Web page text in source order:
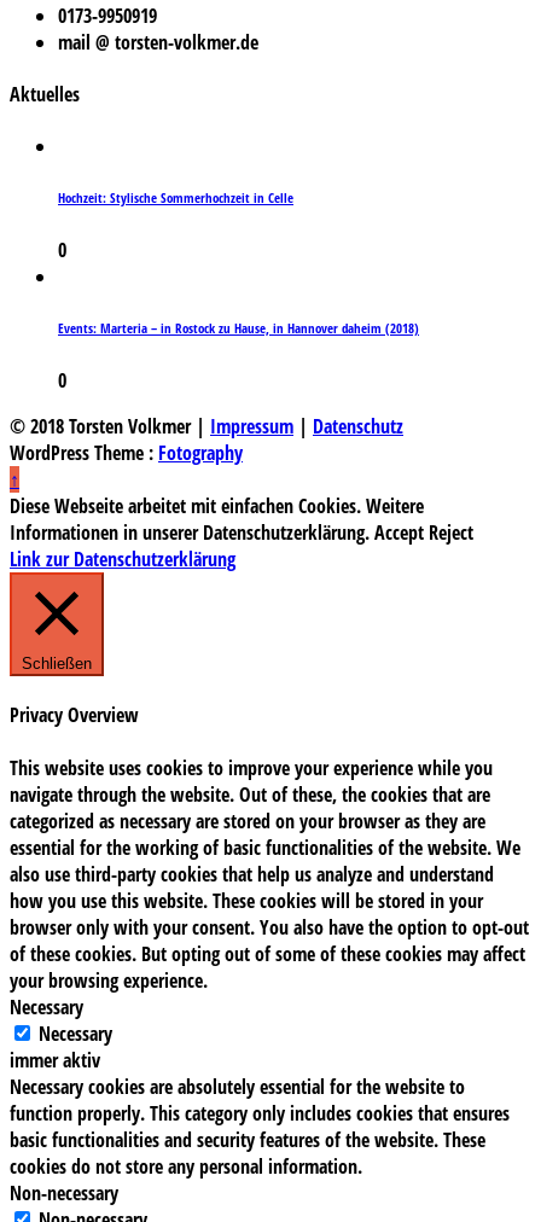
0173-9950919
mail @ torsten-volkmer.de
Aktuelles
Hochzeit: Stylische Sommerhochzeit in Celle
0
Events: Marteria – in Rostock zu Hause, in Hannover daheim (2018)
0
© 2018 Torsten Volkmer | Impressum | Datenschutz
WordPress Theme : Fotography
↑
Diese Webseite arbeitet mit einfachen Cookies. Weitere
Informationen in unserer Datenschutzerklärung.Accept Reject
Link zur Datenschutzerklärung
Schließen
Privacy Overview
This website uses cookies to improve your experience while you
navigate through the website. Out of these, the cookies that are
categorized as necessary are stored on your browser as they are
essential for the working of basic functionalities of the website. We
also use third-party cookies that help us analyze and understand
how you use this website. These cookies will be stored in your
browser only with your consent. You also have the option to opt-out
of these cookies. But opting out of some of these cookies may affect
your browsing experience.
Necessary
Necessary
immer aktiv
Necessary cookies are absolutely essential for the website to
function properly. This category only includes cookies that ensures
basic functionalities and security features of the website. These
cookies do not store any personal information.
Non-necessary